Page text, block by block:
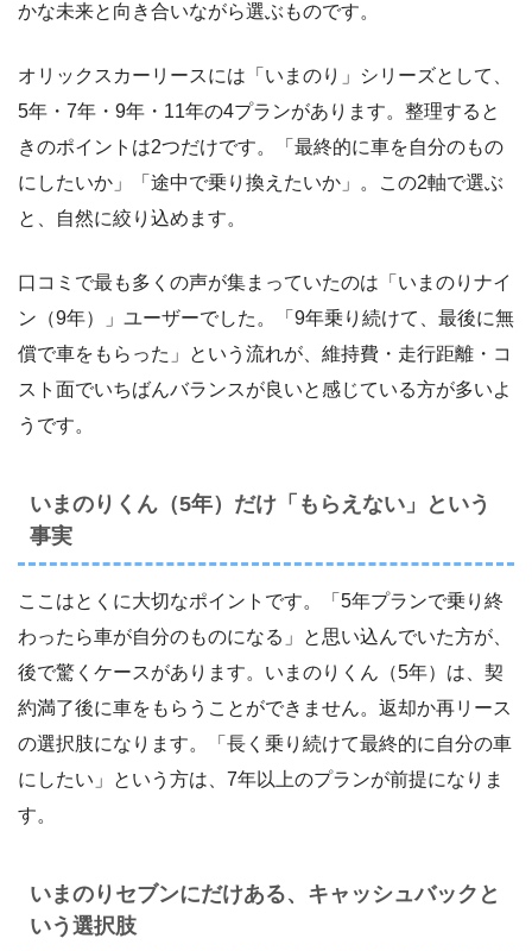
かな未来と向き合いながら選ぶものです。
オリックスカーリースには「いまのり」シリーズとして、
5年・7年・9年・11年の4プランがあります。整理すると
きのポイントは2つだけです。「最終的に車を自分のもの
にしたいか」「途中で乗り換えたいか」。この2軸で選ぶ
と、自然に絞り込めます。
口コミで最も多くの声が集まっていたのは「いまのりナイ
ン（9年）」ユーザーでした。「9年乗り続けて、最後に無
償で車をもらった」という流れが、維持費・走行距離・コ
スト面でいちばんバランスが良いと感じている方が多いよ
うです。
いまのりくん（5年）だけ「もらえない」という
事実
ここはとくに大切なポイントです。「5年プランで乗り終
わったら車が自分のものになる」と思い込んでいた方が、
後で驚くケースがあります。いまのりくん（5年）は、契
約満了後に車をもらうことができません。返却か再リース
の選択肢になります。「長く乗り続けて最終的に自分の車
にしたい」という方は、7年以上のプランが前提になりま
す。
いまのりセブンにだけある、キャッシュバックと
いう選択肢